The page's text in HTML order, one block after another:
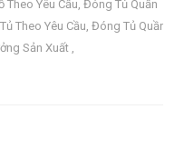
Theo Yêu Cầu, Đóng Tủ Quần
Theo Yêu Cầu, Đóng Tủ Quần
Sản Xuất ,